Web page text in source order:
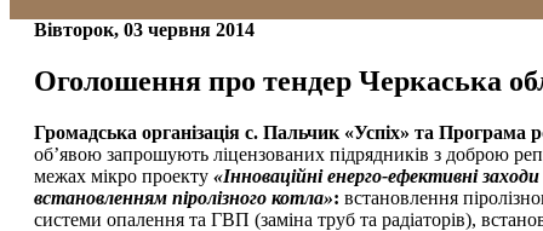
Вівторок, 03 червня 2014
Оголошення про тендер Черкаська
Громадська організація с. Пальчик «Успіх» та
об’явою запрошують ліцензованих підрядників з доброю
межах мікро проекту «Інноваційні енерго-ефективні
встановленням піролізного котла»: встановлення
системи опалення та ГВП (заміна труб та радіаторів),